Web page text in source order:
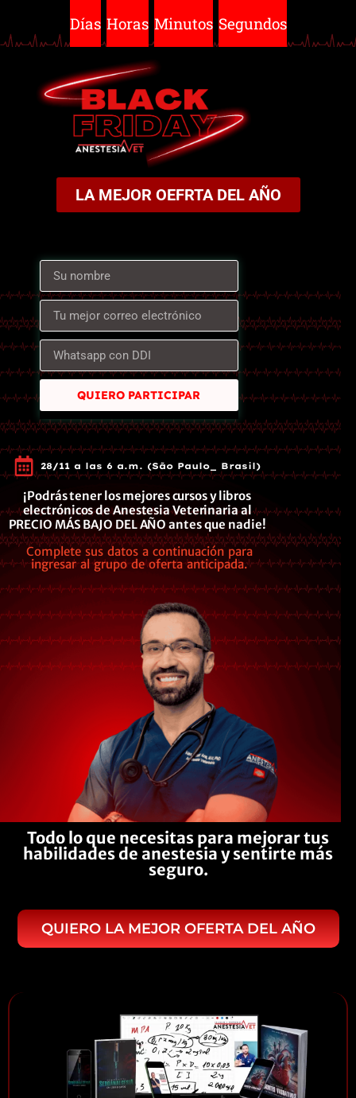
Días Horas Minutos Segundos
LA MEJOR OEFRTA DEL AÑO
QUIERO PARTICIPAR
28/11 a las 6 a.m. (São Paulo_ Brasil)
¡Podrás tener los mejores cursos y libros
electrónicos de Anestesia Veterinaria al
PRECIO MÁS BAJO DEL AÑO antes que nadie!
Complete sus datos a continuación para
ingresar al grupo de oferta anticipada.
Todo lo que necesitas para mejorar tus
habilidades de anestesia y sentirte más
seguro.
QUIERO LA MEJOR OFERTA DEL AÑO